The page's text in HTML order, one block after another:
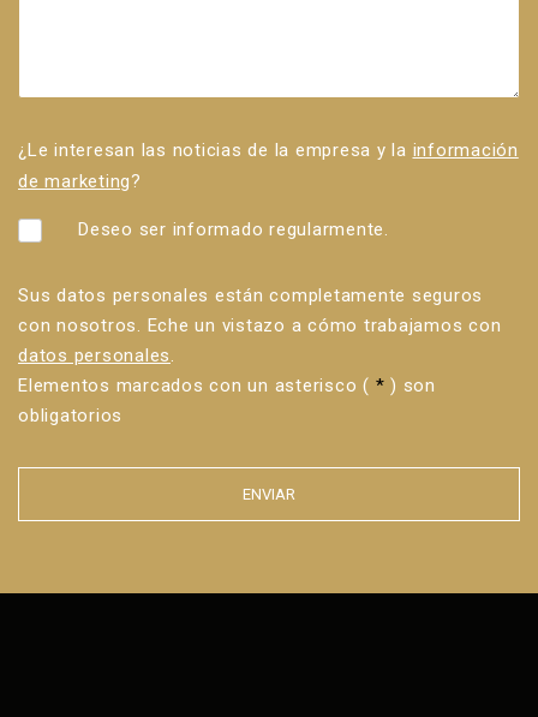
¿Le interesan las noticias de la empresa y la información
de marketing?
Deseo ser informado regularmente.
Sus datos personales están completamente seguros
con nosotros. Eche un vistazo a cómo trabajamos con
datos personales.
Elementos marcados con un asterisco ( * ) son
obligatorios
ENVIAR
formulario.